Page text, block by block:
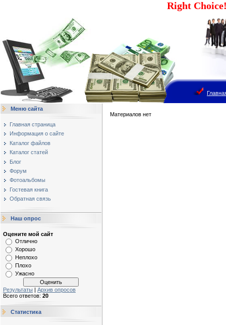
Right
Меню сайта
Главная страница
Информация о сайте
Каталог файлов
Каталог статей
Блог
Форум
Фотоальбомы
Гостевая книга
Обратная связь
Наш опрос
Оцените мой сайт
Отлично
Хорошо
Неплохо
Плохо
Ужасно
Результаты | Архив опросов
Всего ответов: 20
Статистика
Материалов нет